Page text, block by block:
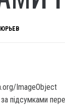
ImageObject